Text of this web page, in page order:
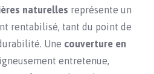
naturelles représente un
rentabilisé, tant du point de
Une couverture en
entretenue,